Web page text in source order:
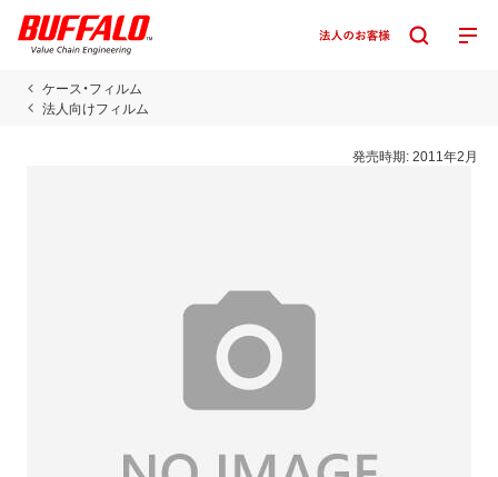
ケース・フィルム
法人向けフィルム
発売時期:2011年2月